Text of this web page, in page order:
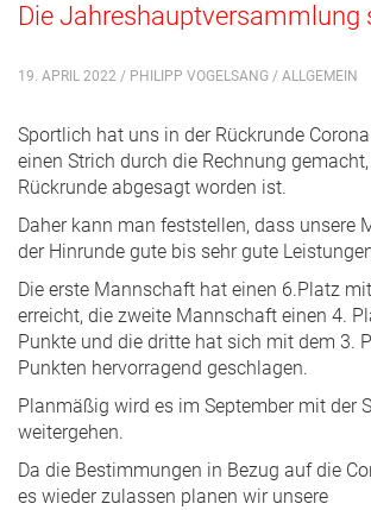
Die Jahreshauptversammlung
19. APRIL 2022 / PHILIPP VOGELSANG / ALLGEMEIN
Sportlich hat uns in der Rückrunde
einen Strich durch die Rechnung
Rückrunde abgesagt worden ist.
Daher kann man feststellen, dass unsere
der Hinrunde gute bis sehr gute
Die erste Mannschaft hat einen 6.Platz
erreicht, die zweite Mannschaft einen 4.
Punkte und die dritte hat sich mit dem 3.
Punkten hervorragend geschlagen.
Planmäßig wird es im September mit der
weitergehen.
Da die Bestimmungen in Bezug auf die
es wieder zulassen planen wir unsere